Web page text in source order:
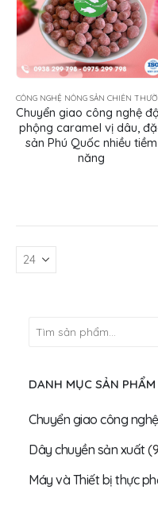
Chuyển giao công nghệ
phộng caramel vị dâu,
sản Phú Quốc nhiều tiềm
năng
DANH MỤC SẢN PHẨM
Chuyển giao công nghệ
Dây chuyền sản xuất
Máy và Thiết bị thực